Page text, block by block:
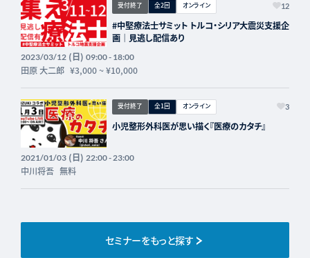
受付終了 全2回 オンライン 12
#中堅療法士サミット トルコ・シリア大震災支援企
画｜見逃し配信あり
2023/03/12(日) 09:00 - 18:00
田原 大二郎 ¥3,000~¥10,000
受付終了 全1回 オンライン 3
小児整形外科医が思い描く『医療のカタチ』
2021/01/03(日) 22:00 - 23:00
中川将吾 無料
セミナーをもっと探す